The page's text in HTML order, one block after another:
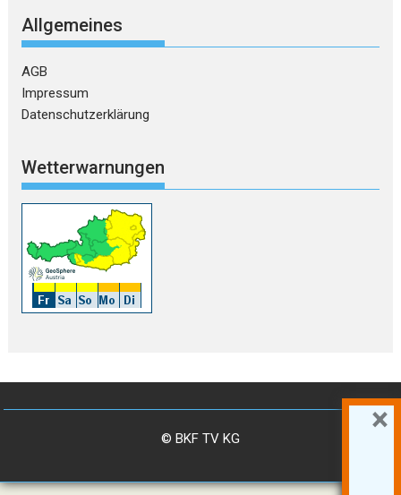
Allgemeines
AGB
Impressum
Datenschutzerklärung
Wetterwarnungen
© BKF TV KG ×